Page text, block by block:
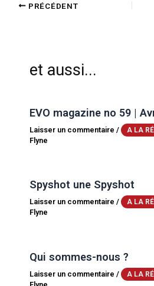
PRÉCÉDENT
et aussi...
EVO magazine no 59 |
Laisser un commentaire / A LA
Flyne
Spyshot une Spyshot
Laisser un commentaire / A LA
Flyne
Qui sommes-nous ?
Laisser un commentaire / A LA